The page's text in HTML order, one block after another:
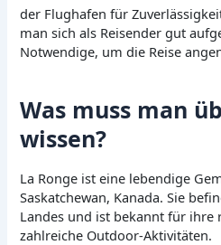
der Flughafen für
man sich als Reisender gut
Notwendige, um die Reise
Was muss man
wissen?
La Ronge ist eine lebendige
Saskatchewan, Kanada. Sie
Landes und ist bekannt für ihre
zahlreiche Outdoor-Aktivitäten.